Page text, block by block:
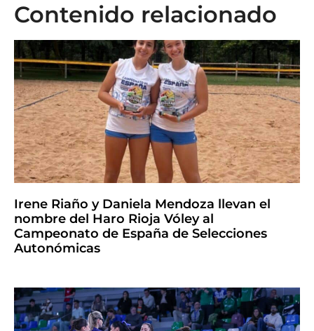
Contenido relacionado
Irene Riaño y Daniela Mendoza llevan el
nombre del Haro Rioja Vóley al
Campeonato de España de Selecciones
Autonómicas